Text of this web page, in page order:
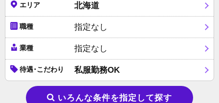
エリア 北海道
職種 指定なし
業種 指定なし
待遇･こだわり 私服勤務OK
いろんな条件を指定して探す